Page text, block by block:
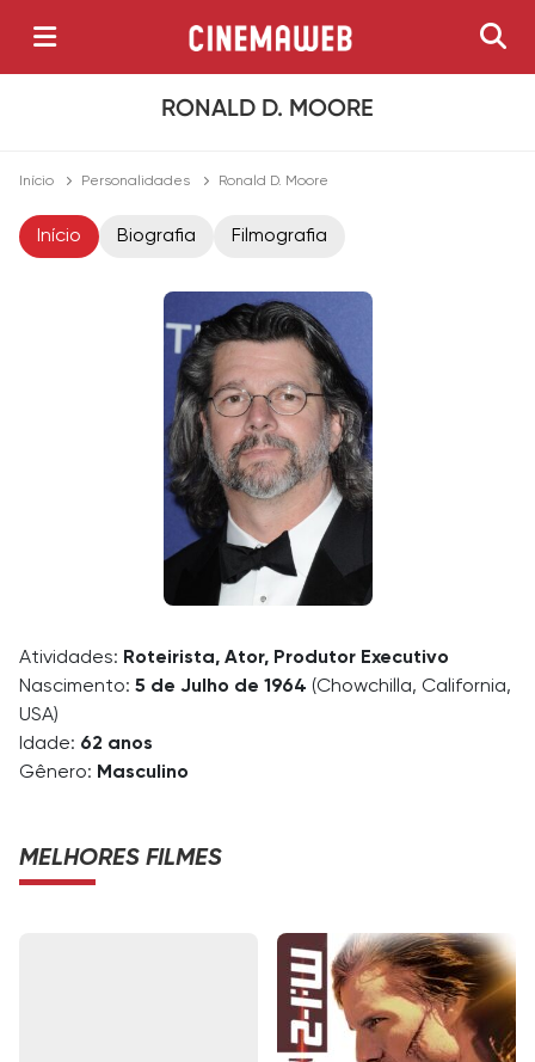
RONALD D. MOORE
Início Personalidades Ronald D. Moore
Início Biografia Filmografia
Atividades: Roteirista, Ator, Produtor Executivo
Nascimento: 5 de Julho de 1964 (Chowchilla, California,
USA)
Idade: 62 anos
Gênero: Masculino
MELHORES FILMES